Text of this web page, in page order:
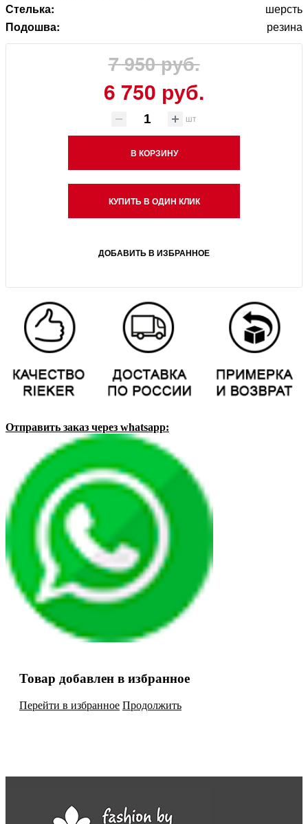
Стелька:
шерсть
Подошва:
резина
7 950 руб.
6 750 руб.
шт
В КОРЗИНУ
КУПИТЬ В ОДИН КЛИК
ДОБАВИТЬ В ИЗБРАННОЕ
Отправить заказ через whatsapp:
Товар добавлен в избранное
Перейти в избранное Продолжить